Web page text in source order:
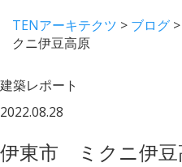
TENアーキテクツ > ブログ >
クニ伊豆高原
建築レポート
2022.08.28
伊東市 ミクニ伊豆